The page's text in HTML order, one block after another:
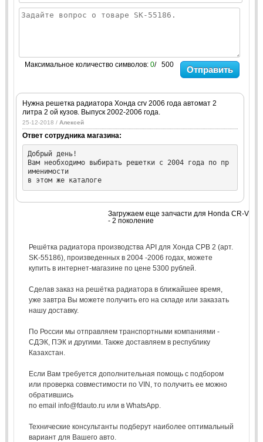
Максимальное количество символов: 0/ 500 Отправить
Нужна решетка радиатора Хонда crv 2006 года автомат 2
литра 2 ой кузов. Выпуск 2002-2006 года.
25-12-2018 / Алексей
Ответ сотрудника магазина:
Добрый день!
Вам необходимо выбирать решетки с 2004 года по пр
именимости
в этом же каталоге
Загружаем еще запчасти для Honda CR-V
- 2 поколение
Решётка радиатора производства API для Хонда СРВ 2 (арт.
SK-55186), произведенных в 2004 -2006 годах, можете
купить в интернет-магазине по цене 5300 рублей.
Сделав заказ на решётка радиатора в ближайшее время,
уже завтра Вы можете получить его на складе или заказать
нашу доставку.
По России мы отправляем транспортными компаниями -
СДЭК, ПЭК и другими. Также доставляем в республику
Казахстан.
Если Вам требуется дополнительная помощь с подбором
или проверка совместимости по VIN, то получить ее можно
обратившись
по email info@fdauto.ru или в WhatsApp.
Технические консультанты подберут наиболее оптимальный
вариант для Вашего авто.